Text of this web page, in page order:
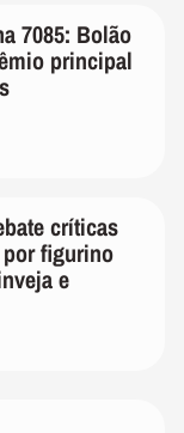
7085: Bolão
principal
críticas
figurino
e